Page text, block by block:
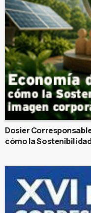
Dosier
cómo la